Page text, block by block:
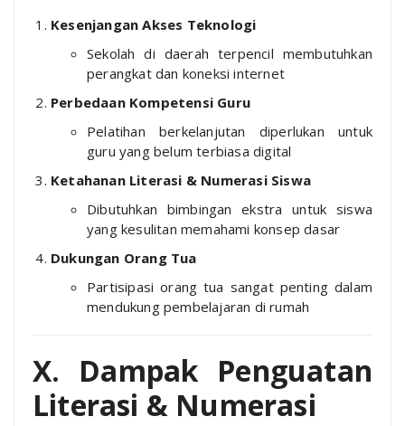
Kesenjangan Akses Teknologi
Sekolah di daerah terpencil membutuhkan
perangkat dan koneksi internet
Perbedaan Kompetensi Guru
Pelatihan berkelanjutan diperlukan untuk
guru yang belum terbiasa digital
Ketahanan Literasi & Numerasi Siswa
Dibutuhkan bimbingan ekstra untuk siswa
yang kesulitan memahami konsep dasar
Dukungan Orang Tua
Partisipasi orang tua sangat penting dalam
mendukung pembelajaran di rumah
X. Dampak Penguatan
Literasi & Numerasi